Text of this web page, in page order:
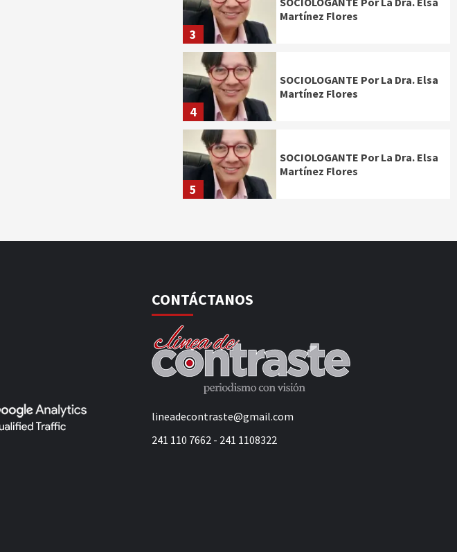
3
Martínez Flores
4
SOCIOLOGANTE Por La Dra. Elsa
Martínez Flores
5
SOCIOLOGANTE Por La Dra. Elsa
Martínez Flores
CONTÁCTANOS
lineadecontraste@gmail.com
241 110 7662 - 241 1108322